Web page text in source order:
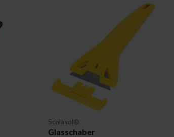
Scalasol®
Glasschaber